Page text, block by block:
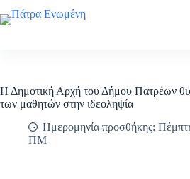
στο
Η Δημοτική Αρχή του Δήμου Πατρέων
των μαθητών στην ιδεοληψία
Ημερομηνία προσθήκης:
ΠΜ